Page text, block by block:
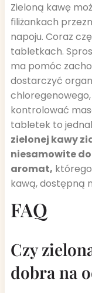
Zieloną kawę
filiżankach
napoju. Coraz
tabletkach.
ma pomóc
dostarczyć
kontrolować
tabletek to
zielonej kawy
niesamowite
aromat,
kawą, dostępną
FAQ
Czy
dobra na